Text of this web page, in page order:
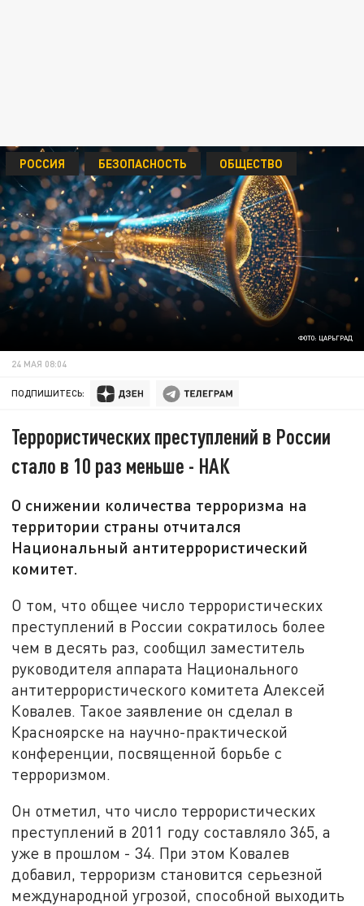
ФОТО: ЦАРЬГРАД
РОССИЯ БЕЗОПАСНОСТЬ ОБЩЕСТВО
24 МАЯ 08:04
ПОДПИШИТЕСЬ:
Террористических преступлений в России
стало в 10 раз меньше - НАК
О снижении количества терроризма на
территории страны отчитался
Национальный антитеррористический
комитет.
О том, что общее число террористических
преступлений в России сократилось более
чем в десять раз, сообщил заместитель
руководителя аппарата Национального
антитеррористического комитета Алексей
Ковалев. Такое заявление он сделал в
Красноярске на научно-практической
конференции, посвященной борьбе с
терроризмом.
Он отметил, что число террористических
преступлений в 2011 году составляло 365, а
уже в прошлом - 34. При этом Ковалев
добавил, терроризм становится серьезной
международной угрозой, способной выходить